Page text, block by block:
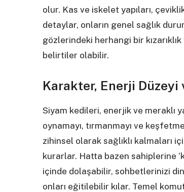
olur. Kas ve iskelet yapıları,
detaylar, onların genel sağlık
gözlerindeki herhangi bir
belirtiler olabilir.
Karakter, Enerji Düzeyi
Siyam kedileri, enerjik ve meraklı
oynamayı, tırmanmayı ve
zihinsel olarak sağlıklı kalmaları
kurarlar. Hatta bazen sahiplerine
içinde dolaşabilir, sohbetlerinizi
onları eğitilebilir kılar. Temel